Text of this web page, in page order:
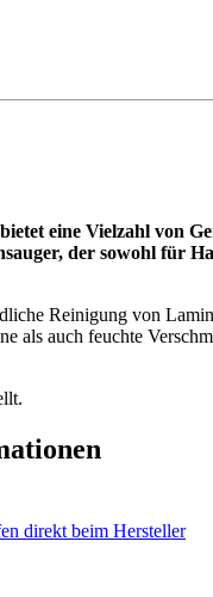
eine Vielzahl von
der sowohl für
Reinigung von
auch feuchte
direkt beim Hersteller